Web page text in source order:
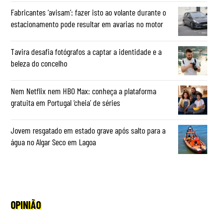
Fabricantes ‘avisam’: fazer isto ao volante durante o
estacionamento pode resultar em avarias no motor
Tavira desafia fotógrafos a captar a identidade e a
beleza do concelho
Nem Netflix nem HBO Max: conheça a plataforma
gratuita em Portugal ‘cheia’ de séries
Jovem resgatado em estado grave após salto para a
água no Algar Seco em Lagoa
OPINIÃO